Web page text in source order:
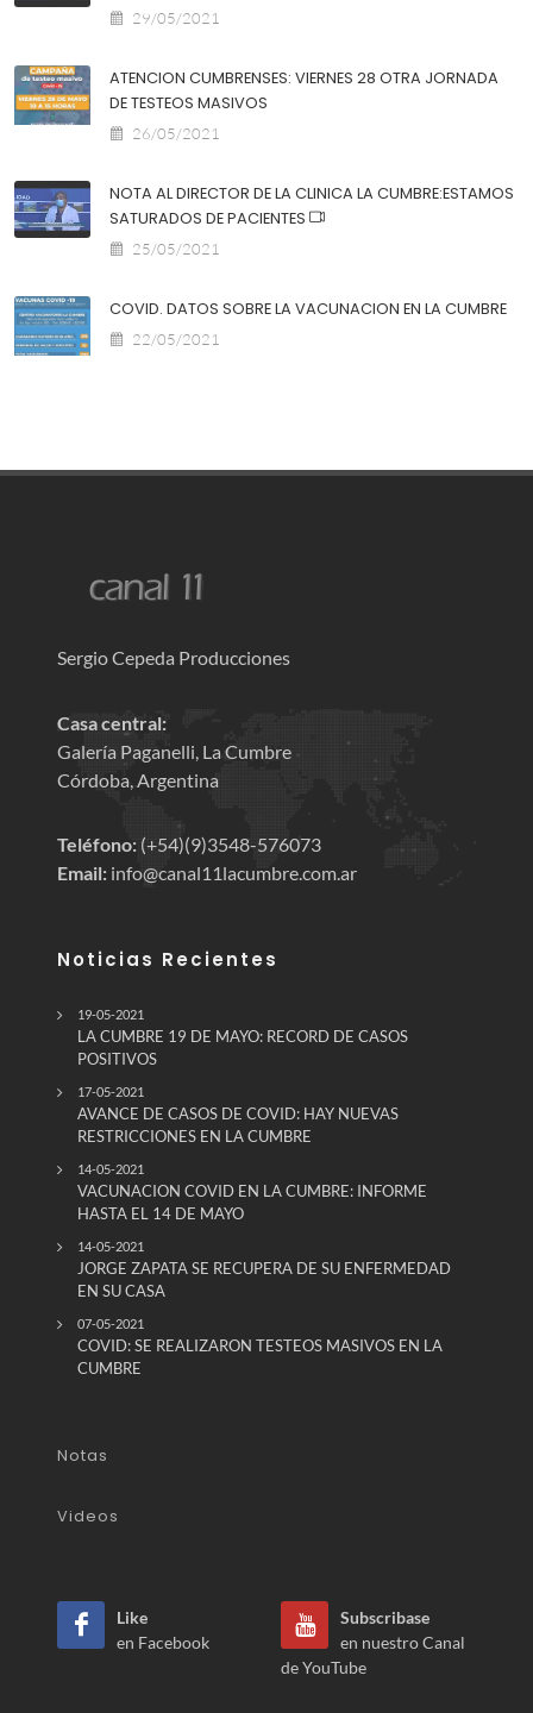
29/05/2021
ATENCION CUMBRENSES: VIERNES 28 OTRA JORNADA
DE TESTEOS MASIVOS
26/05/2021
NOTA AL DIRECTOR DE LA CLINICA LA CUMBRE:ESTAMOS
SATURADOS DE PACIENTES
25/05/2021
COVID. DATOS SOBRE LA VACUNACION EN LA CUMBRE
22/05/2021
Sergio Cepeda Producciones
Casa central:
Galería Paganelli, La Cumbre
Córdoba, Argentina
Teléfono: (+54)(9)3548-576073
Email: info@canal11lacumbre.com.ar
Noticias Recientes
19-05-2021
LA CUMBRE 19 DE MAYO: RECORD DE CASOS
POSITIVOS
17-05-2021
AVANCE DE CASOS DE COVID: HAY NUEVAS
RESTRICCIONES EN LA CUMBRE
14-05-2021
VACUNACION COVID EN LA CUMBRE: INFORME
HASTA EL 14 DE MAYO
14-05-2021
JORGE ZAPATA SE RECUPERA DE SU ENFERMEDAD
EN SU CASA
07-05-2021
COVID: SE REALIZARON TESTEOS MASIVOS EN LA
CUMBRE
Notas
Videos
Like
en Facebook
Subscribase
en nuestro Canal
de YouTube